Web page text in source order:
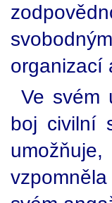
organizací
Ve svém
boj civilní